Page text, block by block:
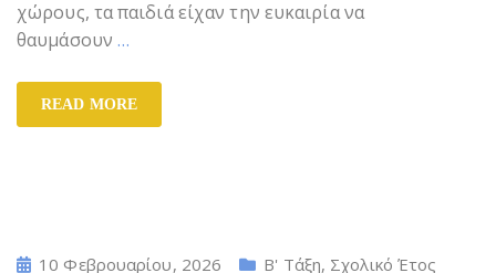
χώρους, τα παιδιά είχαν την ευκαιρία να
θαυμάσουν …
READ MORE
10 Φεβρουαρίου, 2026 Β' Τάξη, Σχολικό Έτος